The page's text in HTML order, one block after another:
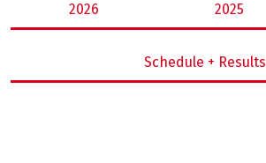
2026 2025
Schedule + Results